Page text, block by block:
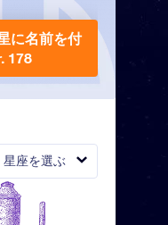
星座を選ぶ
に名前を付
178